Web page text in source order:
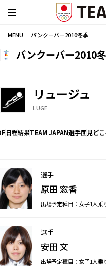
MENU ─ バンクーバー2010冬季
バンクーバー2010
リュージュ
LUGE
日程結果TEAM JAPAN選手団見ど
選手
原田 窓香
出場予定種目：女子1人乗
選手
安田 文
出場予定種目：女子1人乗